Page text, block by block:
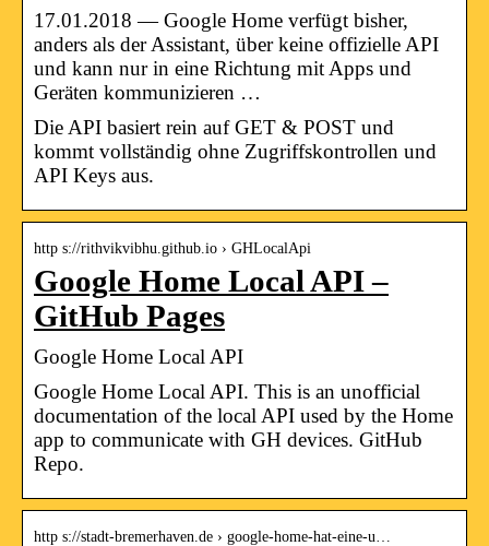
17.01.2018 — Google Home verfügt bisher,
anders als der Assistant, über keine offizielle API
und kann nur in eine Richtung mit Apps und
Geräten kommunizieren …
Die API basiert rein auf GET & POST und
kommt vollständig ohne Zugriffskontrollen und
API Keys aus.
http s://rithvikvibhu.github.io › GHLocalApi
Google Home Local API –
GitHub Pages
Google Home Local API
Google Home Local API. This is an unofficial
documentation of the local API used by the Home
app to communicate with GH devices. GitHub
Repo.
http s://stadt-bremerhaven.de › google-home-hat-eine-u…